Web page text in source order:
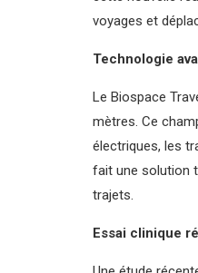
voyages et
Technologie
Le Biospace
mètres. Ce
électriques, les
fait une solution
trajets.
Essai clinique